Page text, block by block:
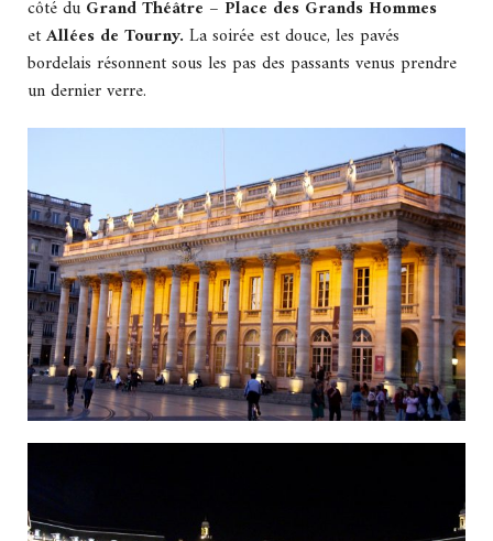
côté du Grand Théâtre – Place des Grands Hommes
etAllées de Tourny. La soirée est douce, les pavés
bordelais résonnent sous les pas des passants venus prendre
un dernier verre.